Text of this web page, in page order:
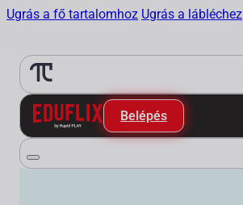
Ugrás a fő tartalomhoz Ugrás a lábléchez
Belépés